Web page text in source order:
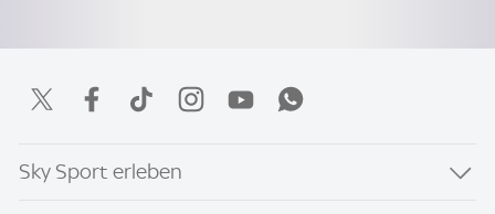
Sky Sport erleben